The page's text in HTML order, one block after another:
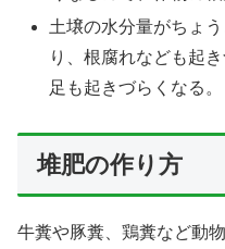
土壌の水分量がちょ
り、根腐れなども起
足も起きづらくなる。
堆肥の作り方
牛糞や豚糞、鶏糞など動